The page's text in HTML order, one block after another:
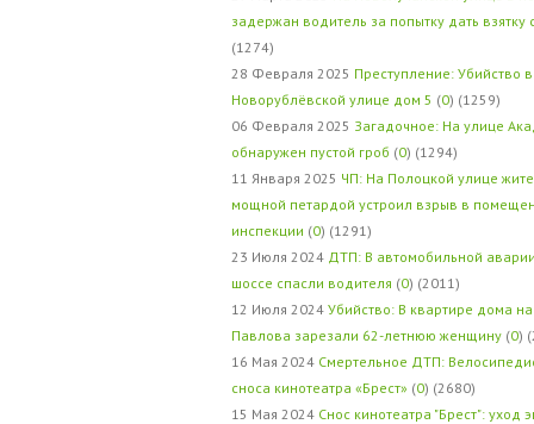
задержан водитель за попытку дать
(1274)
28 Февраля 2025 Преступление: Убийство
Новорублёвской улице дом 5 (0) (1259)
06 Февраля 2025 Загадочное: На улице
обнаружен пустой гроб (0) (1294)
11 Января 2025 ЧП: На Полоцкой улице
мощной петардой устроил взрыв в
инспекции (0) (1291)
23 Июля 2024 ДТП: В автомобильной
шоссе спасли водителя (0) (2011)
12 Июля 2024 Убийство: В квартире дома
Павлова зарезали 62-летнюю женщину (0)
16 Мая 2024 Смертельное ДТП:
сноса кинотеатра «Брест» (0) (2680)
15 Мая 2024 Снос кинотеатра "Брест": уход